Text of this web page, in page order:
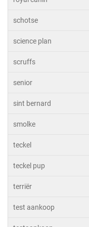
schotse
science plan
scruffs
senior
sint bernard
smolke
teckel
teckel pup
terriër
test aankoop